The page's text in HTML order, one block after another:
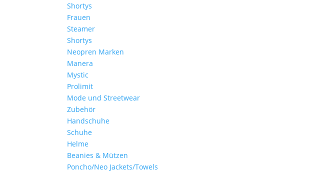
Shortys
Frauen
Steamer
Shortys
Neopren Marken
Manera
Mystic
Prolimit
Mode und Streetwear
Zubehör
Handschuhe
Schuhe
Helme
Beanies & Mützen
Poncho/Neo Jackets/Towels